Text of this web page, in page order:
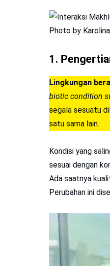
Photo by
1.
Lingkungan
biotic condition
segala sesuatu
satu sama lain.
Kondisi yang
sesuai dengan
Ada saatnya
Perubahan ini